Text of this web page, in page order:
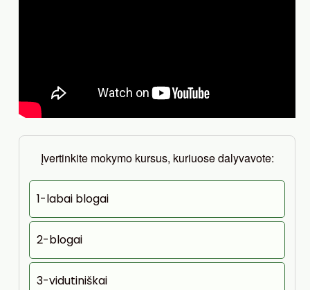
Įvertinkite mokymo kursus, kuriuose dalyvavote:
1-labai blogai
2-blogai
3-vidutiniškai